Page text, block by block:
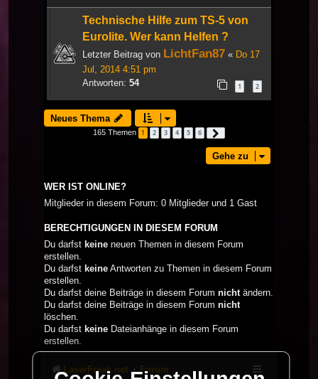
Technische Hilfe zum TS-5 von
Eurolite. Wer kann Helfen ?
Letzter Beitrag von LichtFan87 « Do 17
Jul, 2014 4:51 pm
Antworten: 54 1 2
Neues Thema
165 Themen 1 2 3 4 5 6
Gehe zu
WER IST ONLINE?
Mitglieder in diesem Forum: 0 Mitglieder und 1 Gast
BERECHTIGUNGEN IN DIESEM FORUM
Du darfst keine neuen Themen in diesem Forum
erstellen.
Du darfst keine Antworten zu Themen in diesem Forum
erstellen.
Du darfst deine Beiträge in diesem Forum nichtändern.
Du darfst deine Beiträge in diesem Forum nicht
löschen.
Du darfst keine Dateianhänge in diesem Forum
erstellen.
LaserFreak.net Forum